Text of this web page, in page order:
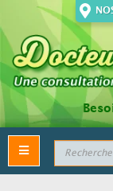
Toggle
navigation